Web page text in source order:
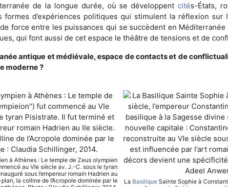
de la longue durée, où se développentcités-États,
formes d’expériences politiques qui stimulent la réflexion sur
force entre les puissances qui se succèdent en
qui font aussi de cet espace le théâtre de tensions et de
antique et médiévale, espace de contacts et de
moderne ?
à Athènes : Le temple de Zeus olympien
au VIe siècle av. J.-C. sous le tyran
sous l’empereur romain Hadrien au
la colline de l’Acropole dominée par le
La BasiliqueSainte Sophie à